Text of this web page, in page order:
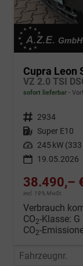
Cupra Leon
sofort lieferbar
Fahrzeugnr. 2934
Kraftstoff Super E10
Leistung 245 kW (333
19.05.2026
38.490,–
incl. 19% MwSt.
Verbrauch
CO2-Klasse: G
CO2-
Fahrzeugnr.